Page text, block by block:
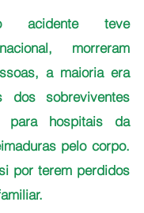
acidente teve
morreram
a maioria era
dos sobreviventes
para hospitais da
pelo corpo.
por terem perdidos